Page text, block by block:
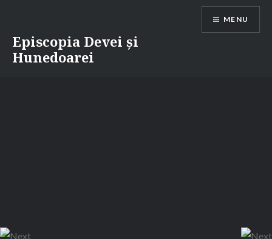
content
Episcopia Devei și
Hunedoarei
MENU